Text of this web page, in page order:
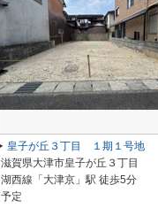
皇子が丘３丁目 １期１号地
滋賀県大津市皇子が丘３丁目
湖西線「大津京」駅 徒歩5分
予定